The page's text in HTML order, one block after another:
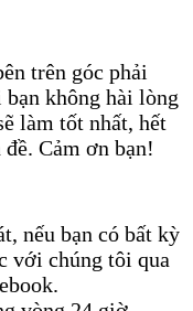
trên góc phải
không hài lòng
làm tốt nhất, hết
Cảm ơn bạn!
nếu bạn có bất kỳ
với chúng tôi qua